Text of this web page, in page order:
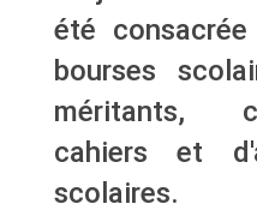
été
bourses
méritants,
cahiers et
scolaires.